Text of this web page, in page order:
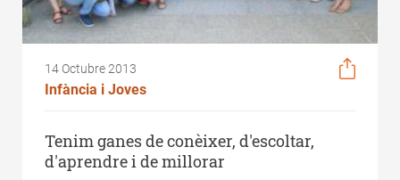
14 Octubre 2013
Infància i Joves
Tenim ganes de conèixer, d'escoltar,
d'aprendre i de millorar